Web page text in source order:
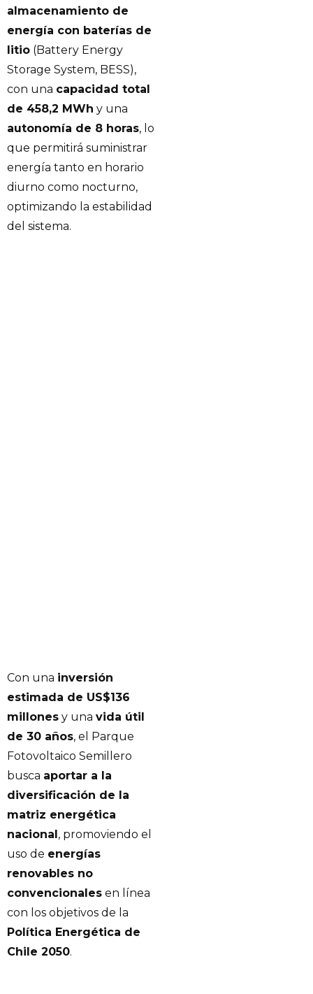
almacenamiento de
energía con baterías de
litio (Battery Energy
Storage System, BESS),
con una capacidad total
de 458,2 MWh y una
autonomía de 8 horas, lo
que permitirá suministrar
energía tanto en horario
diurno como nocturno,
optimizando la estabilidad
del sistema.
Con una inversión
estimada de US$136
millones y una vida útil
de 30 años, el Parque
Fotovoltaico Semillero
busca aportar a la
diversificación de la
matriz energética
nacional , promoviendo el
uso de energías
renovables no
convencionales en línea
con los objetivos de la
Política Energética de
Chile 2050.